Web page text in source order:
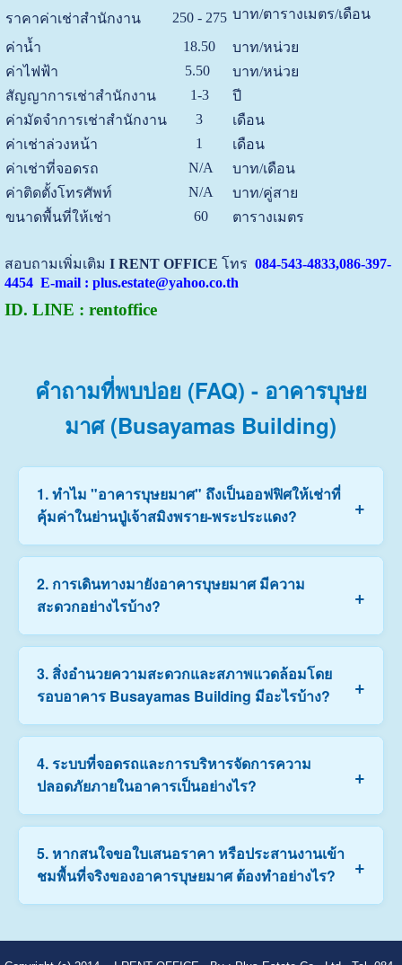
ราคาค่าเช่าสำนักงาน 250 - 275 บาท/ตารางเมตร/เดือน
ค่าน้ำ 18.50
บาท/หน่วย
ค่าไฟฟ้า
5.50
บาท/หน่วย
สัญญาการเช่าสำนักงาน
1-3
ปี
ค่ามัดจำการเช่าสำนักงาน
3
เดือน
ค่าเช่าล่วงหน้า
1
เดือน
ค่าเช่าที่จอดรถ
N/A
บาท/เดือน
ค่าติดตั้งโทรศัพท์
N/A
บาท/คู่สาย
ขนาดพื้นที่ให้เช่า
60 ตารางเมตร
สอบถามเพิ่มเติม I RENT OFFICE โทร 084-543-4833,086-397-
4454 E-mail : plus.estate@yahoo.co.th
ID. LINE : rentoffice
คำถามที่พบบ่อย (FAQ) - อาคารบุษย
มาศ (Busayamas Building)
1. ทำไม "อาคารบุษยมาศ" ถึงเป็นออฟฟิศให้เช่าที่
คุ้มค่าในย่านปู่เจ้าสมิงพราย-พระประแดง?
+
อาคารบุษยมาศ (Busayamas Building) เป็นอาคาร
สำนักงานสูง 16 ชั้น พื้นที่ให้เช่ารวมกว่า 9,000 ตารางเมตร
ตั้งอยู่บนทำเลศักยภาพใกล้เขตอุตสาหกรรม
ปู่เจ้าสมิงพราย ตัวอาคารมีพื้นที่เช่าให้เลือกหลากหลาย
สบาย เหมาะสำหรับบริษัท โลจิสติกส์ โรงงาน และองค์กร
ที่ต้องการออฟฟิศคุณภาพในอัตราค่าเช่าที่คุ้มค่ามากครับ
2. การเดินทางมายังอาคารบุษยมาศ มีความ
สะดวกอย่างไรบ้าง?
+
เดินทางสะดวกสบายมากครับ อาคารตั้งอยู่ติดถนน
ปู่เจ้าสมิงพราย ใกล้กับถนนวงแหวนอุตสาหกรรมและ
สะพานภูมิพล ทำให้สามารถเดินทางข้ามไปยังถนน
พระราม 3 และเชื่อมต่อเข้าสู่ย่านศูนย์กลางธุรกิจ (CBD)
เชื่อมต่อไปยังถนนสุขุมวิท และสถานีรถไฟฟ้า BTS สำโรง/
ปู่เจ้า ได้อย่างสะดวกสบาย
3. สิ่งอำนวยความสะดวกและสภาพแวดล้อมโดย
รอบอาคาร Busayamas Building มีอะไรบ้าง?
+
บริเวณรอบอาคารแวดล้อมด้วยสิ่งอำนวยความสะดวกครบ
ถ้วน มีร้านอาหาร คาเฟ่ ร้านสะดวกซื้อ ธนาคาร และ
ศูนย์การค้าชั้นนำใกล้เคียง เช่น อิมพีเรียล เวิลด์ สำโรง, บิ๊ก
ซี สำโรง รวมถึงโรงพยาบาลและหน่วยงานราชการ ช่วย
เป็นไปด้วยความราบรื่น
4. ระบบที่จอดรถและการบริหารจัดการความ
ปลอดภัยภายในอาคารเป็นอย่างไร?
+
ทางอาคารมีพื้นที่จอดรถรองรับภายในโครงการอย่างเพียง
พอ โดยจัดสรรสิทธิ์โควตาที่จอดรถให้ผู้เช่าตามสัดส่วน
พื้นที่เช่าจริง (ตารางเมตร) ตามข้อตกลงในสัญญาเช่า ด้าน
ความปลอดภัยมีระบบกล้องวงจรปิด (CCTV) ควบคุมการ
5. หากสนใจขอใบเสนอราคา หรือประสานงานเข้า
ชมพื้นที่จริงของอาคารบุษยมาศ ต้องทำอย่างไร?
+